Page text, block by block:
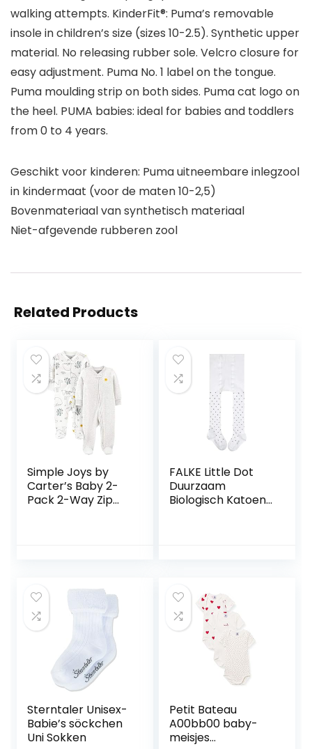
walking attempts. KinderFit®: Puma’s removable
insole in children’s size (sizes 10-2.5). Synthetic upper
material. No releasing rubber sole. Velcro closure for
easy adjustment. Puma No. 1 label on the tongue.
Puma moulding strip on both sides. Puma cat logo on
the heel. PUMA babies: ideal for babies and toddlers
from 0 to 4 years.
Geschikt voor kinderen: Puma uitneembare inlegzool
in kindermaat (voor de maten 10-2,5)
Bovenmateriaal van synthetisch materiaal
Niet-afgevende rubberen zool
Related Products
Simple Joys by
Carter’s Baby 2-
Pack 2-Way Zip
FALKE Little Dot
Duurzaam
Biologisch Katoen
Sterntaler Unisex-
Babie’s söckchen
Uni Sokken
Petit Bateau
A00bb00 baby-
meisjes